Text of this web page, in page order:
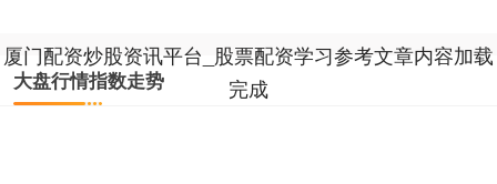
厦门配资炒股资讯平台_股票配资学习参考文章内容加载
完成
大盘行情指数走势